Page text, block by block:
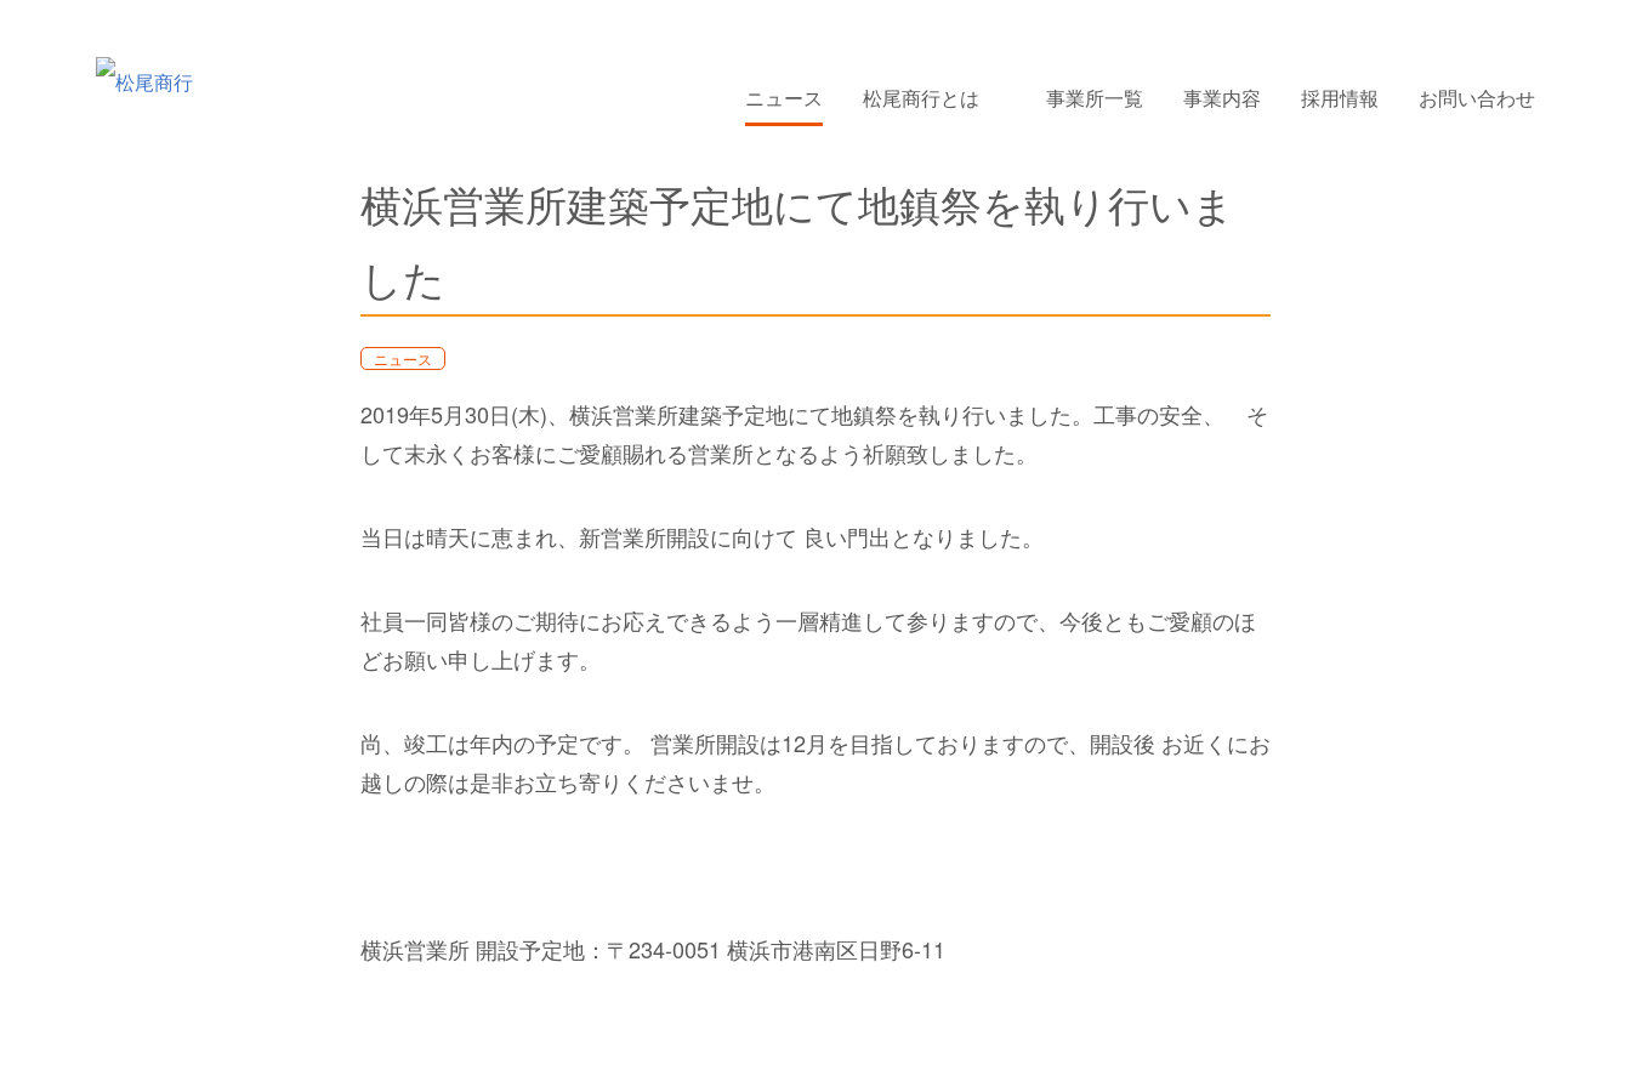
ニュース 松尾商行とは 事業所一覧 事業内容 採用情報 お問い合わせ
横浜営業所建築予定地にて地鎮祭を執り行いま
した
ニュース
2019年5月30日(木)、横浜営業所建築予定地にて地鎮祭を執り行いました。工事の安全、 そ
して末永くお客様にご愛顧賜れる営業所となるよう祈願致しました。
当日は晴天に恵まれ、新営業所開設に向けて 良い門出となりました。
社員一同皆様のご期待にお応えできるよう一層精進して参りますので、今後ともご愛顧のほ
どお願い申し上げます。
尚、竣工は年内の予定です。 営業所開設は12月を目指しておりますので、開設後 お近くにお
越しの際は是非お立ち寄りくださいませ。
横浜営業所 開設予定地：〒234-0051 横浜市港南区日野6-11